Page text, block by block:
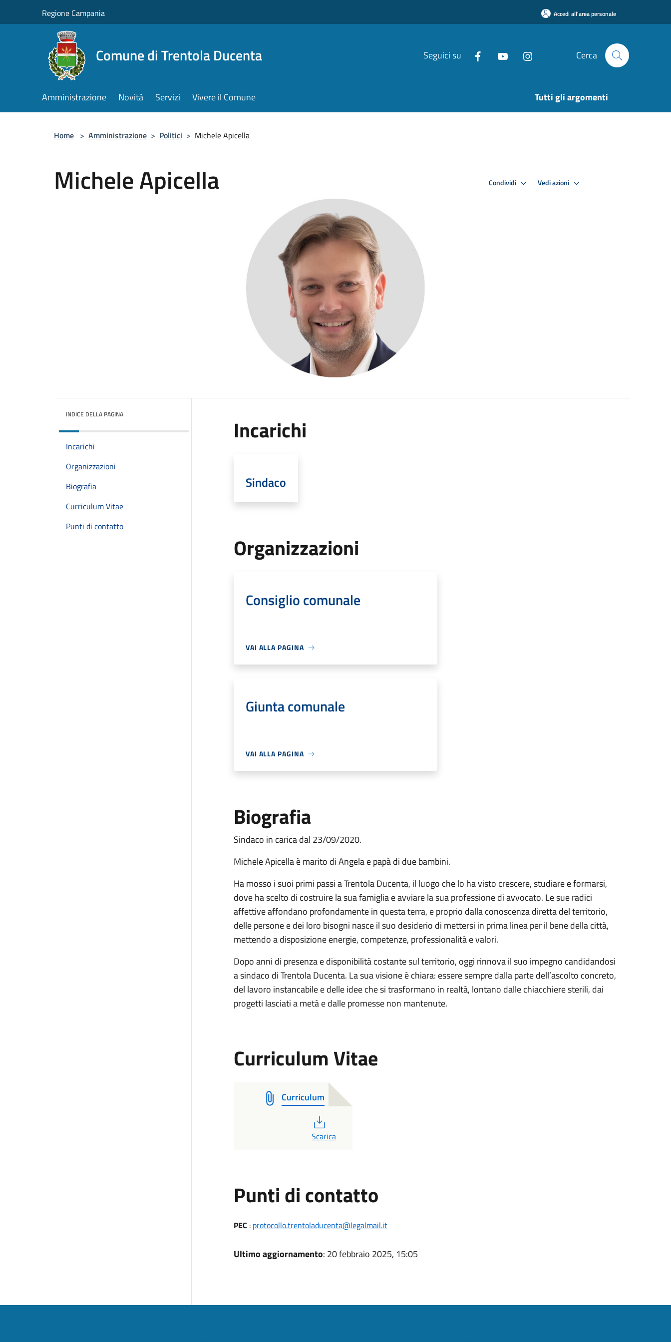
Regione Campania Accedi all'area personale
Comune di Trentola Ducenta Seguici su Cerca
Amministrazione Novità Servizi Vivere il Comune Tutti gli argomenti
Home > Amministrazione > Politici > Michele Apicella
Michele Apicella Condividi Vedi azioni
INDICE DELLA PAGINA
Incarichi
Organizzazioni
Biografia
Curriculum Vitae
Punti di contatto
Incarichi
Sindaco
Organizzazioni
Consiglio comunale
VAI ALLA PAGINA
Giunta comunale
VAI ALLA PAGINA
Biografia
Sindaco in carica dal 23/09/2020.
Michele Apicella è marito di Angela e papà di due bambini.
Ha mosso i suoi primi passi a Trentola Ducenta, il luogo che lo ha visto crescere, studiare e formarsi,
dove ha scelto di costruire la sua famiglia e avviare la sua professione di avvocato. Le sue radici
affettive affondano profondamente in questa terra, e proprio dalla conoscenza diretta del territorio,
delle persone e dei loro bisogni nasce il suo desiderio di mettersi in prima linea per il bene della città,
mettendo a disposizione energie, competenze, professionalità e valori.
Dopo anni di presenza e disponibilità costante sul territorio, oggi rinnova il suo impegno candidandosi
a sindaco di Trentola Ducenta. La sua visione è chiara: essere sempre dalla parte dell’ascolto concreto,
del lavoro instancabile e delle idee che si trasformano in realtà, lontano dalle chiacchiere sterili, dai
progetti lasciati a metà e dalle promesse non mantenute.
Curriculum Vitae
Curriculum
PDF
Scarica
Punti di contatto
PEC : protocollo.trentoladucenta@legalmail.it
Ultimo aggiornamento: 20 febbraio 2025, 15:05